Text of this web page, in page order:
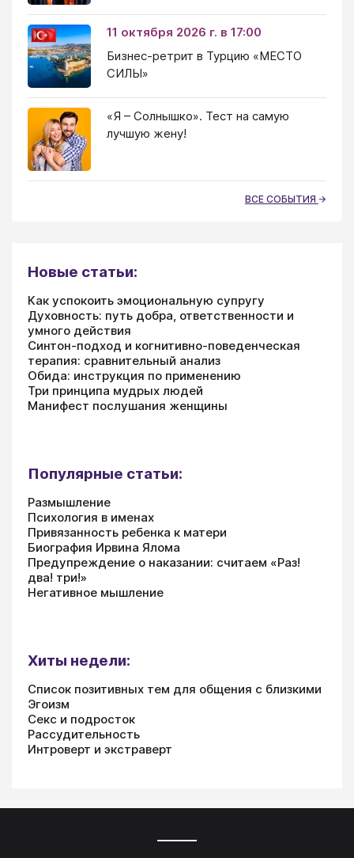
11 октября 2026 г. в 17:00
Бизнес-ретрит в Турцию «МЕСТО
СИЛЫ»
«Я – Солнышко». Тест на самую
лучшую жену!
ВСЕ СОБЫТИЯ
Новые статьи:
Как успокоить эмоциональную супругу
Духовность: путь добра, ответственности и
умного действия
Синтон-подход и когнитивно-поведенческая
терапия: сравнительный анализ
Обида: инструкция по применению
Три принципа мудрых людей
Манифест послушания женщины
Популярные статьи:
Размышление
Психология в именах
Привязанность ребенка к матери
Биография Ирвина Ялома
Предупреждение о наказании: считаем «Раз!
два! три!»
Негативное мышление
Хиты недели:
Список позитивных тем для общения с близкими
Эгоизм
Секс и подросток
Рассудительность
Интроверт и экстраверт